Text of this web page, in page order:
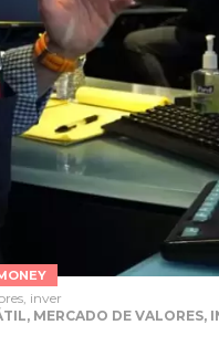
inver
MERCADO DE VALORES,